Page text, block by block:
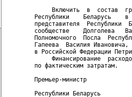
Включить  в  состав
Республики    Беларусь    в
представителя  Республики
сообществе    Долголева
Полномочного  Посла
Гапеева  Василия Ивановича,
в Российской Федерации
Финансирование
по фактическим затратам.
Премьер-министр